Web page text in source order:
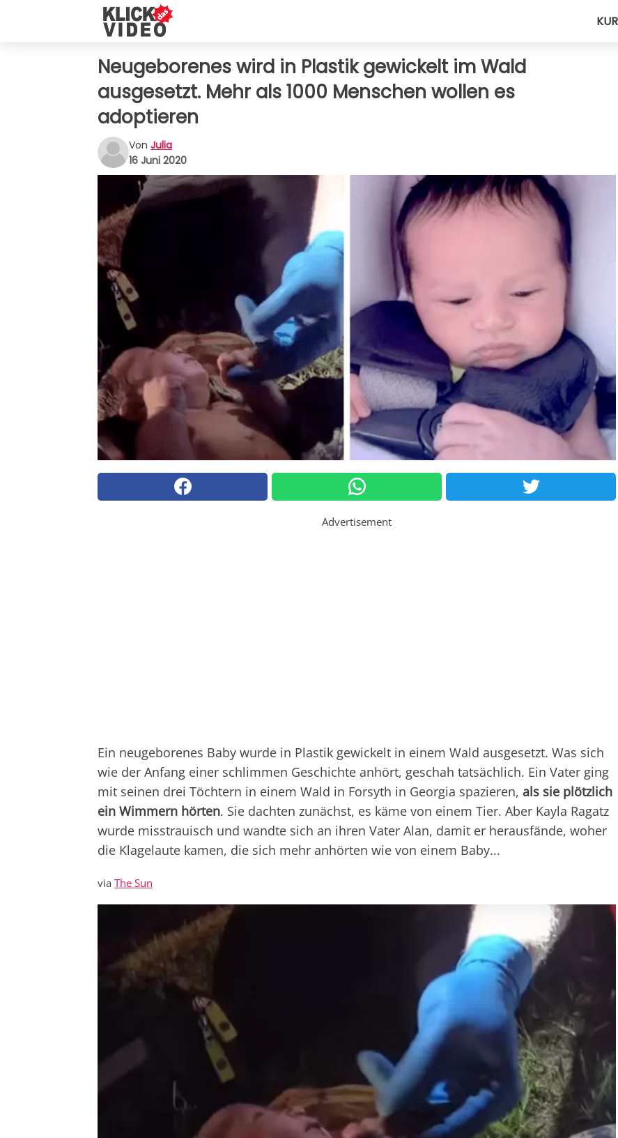
Neugeborenes wird in Plastik gewickelt im Wald
ausgesetzt. Mehr als 1000 Menschen wollen es
adoptieren
Von Julia
16 Juni 2020
Advertisement
Ein neugeborenes Baby wurde in Plastik gewickelt in einem Wald ausgesetzt. Was sich
wie der Anfang einer schlimmen Geschichte anhört, geschah tatsächlich. Ein Vater ging
mit seinen drei Töchtern in einem Wald in Forsyth in Georgia spazieren, als sie plötzlich
ein Wimmern hörten. Sie dachten zunächst, es käme von einem Tier. Aber Kayla Ragatz
wurde misstrauisch und wandte sich an ihren Vater Alan, damit er herausfände, woher
die Klagelaute kamen, die sich mehr anhörten wie von einem Baby...
via The Sun